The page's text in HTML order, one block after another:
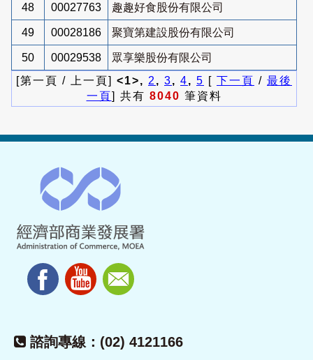
48 00027763 趣趣好食股份有限公司
49 00028186 聚寶第建設股份有限公司
50 00029538
眾享樂股份有限公司
[第一頁 / 上一頁] <1>, 2 , 3, 4, 5 [ 下一頁 / 最後
一頁] 共有 8040 筆資料
諮詢專線：(02) 4121166